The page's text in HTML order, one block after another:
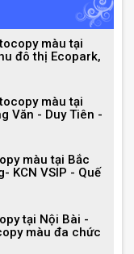
màu tại
đô thị Ecopark,
màu tại
Văn - Duy Tiên -
màu tại Bắc
KCN VSIP - Quế
tại Nội Bài -
màu đa chức